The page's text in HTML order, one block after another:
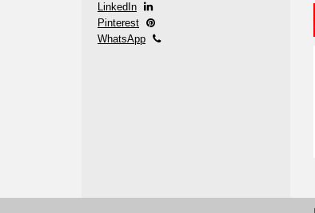
LinkedIn
Pinterest
WhatsApp